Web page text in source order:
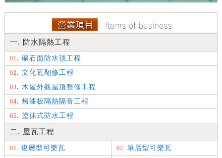
一. 防水隔熱工程
01 . 礦石面防水毯工程
02. 文化瓦翻修工程
03. 木屋外觀屋頂整修工程
04. 烤漆板隔熱隔音工程
05. 塗抹式防水工程
二. 屋瓦工程
01 . 複層型可樂瓦 02. 單層型可樂瓦